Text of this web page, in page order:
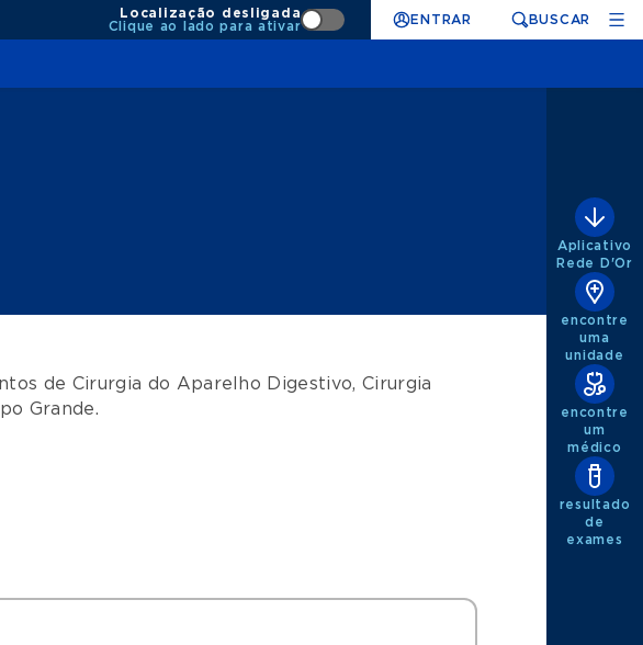
Localização desligada
Clique ao lado para ativar
ENTRAR BUSCAR
de Cirurgia do Aparelho Digestivo, Cirurgia
Grande.
Aplicativo
Rede D'Or
encontre
uma
unidade
encontre
um
médico
resultado
de
exames